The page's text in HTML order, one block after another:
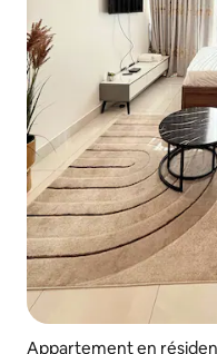
Appartement en